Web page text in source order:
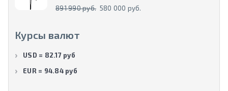
891 990 руб. 580 000 руб.
Курсы валют
USD = 82.17 руб
EUR = 94.84 руб